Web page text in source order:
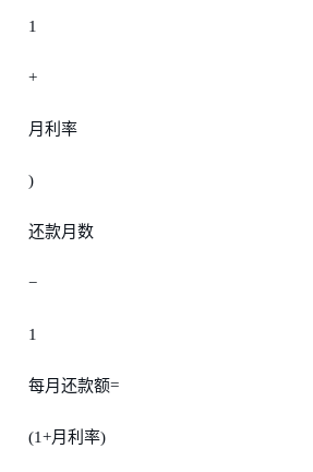
1
+
月利率
)
还款月数
−
1
每月还款额=
(1+月利率)